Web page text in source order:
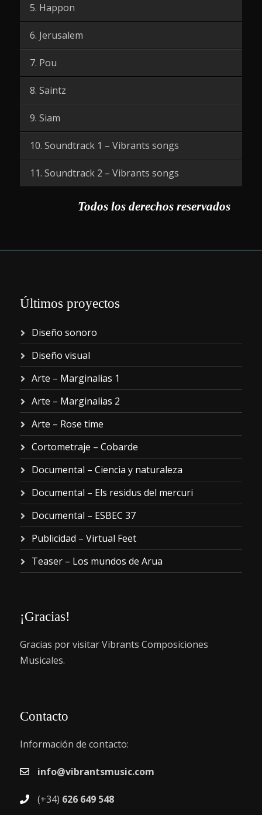
5. Happon
6. Jerusalem
7. Pou
8. Saintz
9. Siam
10. Soundtrack 1 – Vibrants songs
11. Soundtrack 2 – Vibrants songs
Todos los derechos reservados
Últimos proyectos
Diseño sonoro
Diseño visual
Arte – Marginalias 1
Arte – Marginalias 2
Arte – Rose time
Cortometraje – Cobarde
Documental – Ciencia y naturaleza
Documental – Els residus del mercuri
Documental – ESBEC 37
Publicidad – Virtual Feet
Teaser – Los mundos de Arua
¡Gracias!
Gracias por visitar Vibrants Composiciones
Musicales.
Contacto
Información de contacto:
info@vibrantsmusic.com
(+34) 626 649 548